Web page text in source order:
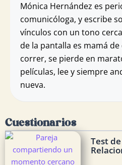
Mónica Hernández es
comunicóloga, y escribe
vínculos con un tono
de la pantalla es mamá de
correr, se pierde en
películas, lee y siempre
nueva.
Cuestionarios
Test